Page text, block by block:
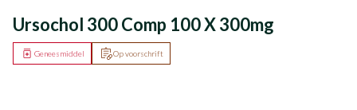
Ursochol 300 Comp 100 X 300mg
Op voorschrift
Geneesmiddel